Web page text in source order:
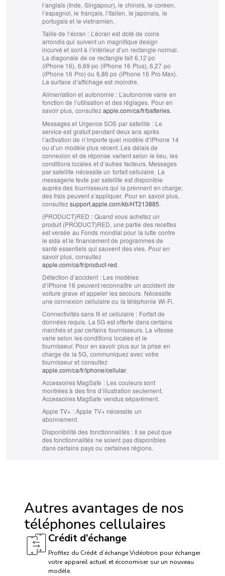
l’anglais (Inde, Singapour), le chinois, le coréen,
l’espagnol, le français, l’italien, le japonais, le
portugais et le vietnamien.
Taille de l’écran : L’écran est doté de coins
arrondis qui suivent un magnifique design
incurvé et sont à l’intérieur d’un rectangle normal.
La diagonale de ce rectangle fait 6,12 po
(iPhone 16), 6,69 po (iPhone 16 Plus), 6,27 po
(iPhone 16 Pro) ou 6,86 po (iPhone 16 Pro Max).
La surface d’affichage est moindre.
Alimentation et autonomie : L’autonomie varie en
fonction de l’utilisation et des réglages. Pour en
savoir plus, consultezapple.com/ca/fr/batteries.
Messages et Urgence SOS par satellite :Le
service est gratuit pendant deux ans après
l’activation de n’importe quel modèle d’iPhone 14
ou d’un modèle plus récent. Les délais de
connexion et de réponse varient selon le lieu, les
conditions locales et d’autres facteurs. Messages
par satellite nécessite un forfait cellulaire. La
messagerie texte par satellite est disponible
auprès des fournisseurs qui la prennent en charge;
des frais peuvent s’appliquer. Pour en savoir plus,
consultezsupport.apple.com/kb/HT213885.
(PRODUCT)RED : Quand vous achetez un
produit (PRODUCT)RED, une partie des recettes
est versée au Fonds mondial pour la lutte contre
le sida et le financement de programmes de
santé essentiels qui sauvent des vies. Pour en
savoir plus, consultez
apple.com/ca/fr/product-red.
Détection d’accident :Les modèles
d’iPhone 16 peuvent reconnaître un accident de
voiture grave et appeler les secours. Nécessite
une connexion cellulaire ou la téléphonie Wi-Fi.
Connectivités sans fil et cellulaire : Forfait de
données requis. La 5G est offerte dans certains
marchés et par certains fournisseurs. La vitesse
varie selon les conditions locales et le
fournisseur. Pour en savoir plus sur la prise en
charge de la 5G, communiquez avec votre
fournisseur et consultez
apple.com/ca/fr/iphone/cellular.
Accessoires MagSafe :Les couleurs sont
montrées à des fins d’illustration seulement.
Accessoires MagSafe vendus séparément.
Apple TV+ :Apple TV+ nécessite un
abonnement.
Disponibilité des fonctionnalités : Il se peut que
des fonctionnalités ne soient pas disponibles
dans certains pays ou certaines régions.
TTY / ATS: Oui
Compatibilité avec service T911: Oui
Dispositif mains libres: Oui
Autres avantages de nos
téléphones cellulaires
Crédit d’échange
Profitez du Crédit d’échange Vidéotron pour échanger
votre appareil actuel et économiser sur un nouveau
modèle.